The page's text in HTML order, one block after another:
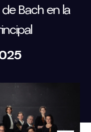
Bach en la